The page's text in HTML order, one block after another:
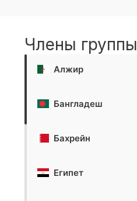
Члены группы
Алжир
Бангладеш
Бахрейн
Египет